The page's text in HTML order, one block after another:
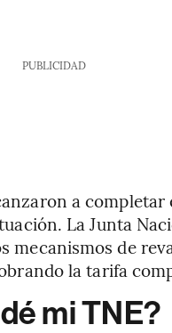
PUBLICIDAD
a completar
La Junta
mecanismos de
la tarifa
mi TNE?